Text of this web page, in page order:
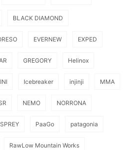
BLACK DIAMOND
EVERNEW EXPED
GREGORY Helinox
Icebreaker injinji MMA
NEMO NORRONA
PaaGo patagonia
RawLow Mountain Works